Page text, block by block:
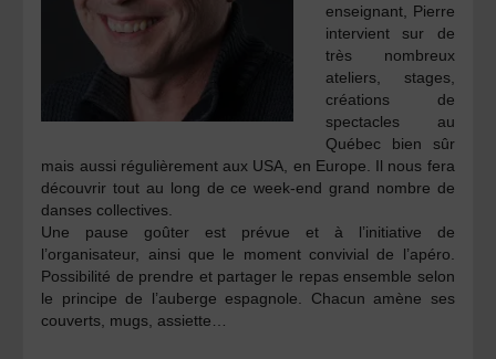
enseignant, Pierre
intervient sur de
très nombreux
ateliers, stages,
créations de
spectacles au
Québec bien sûr
mais aussi régulièrement aux USA, en Europe. Il nous fera
découvrir tout au long de ce week-end grand nombre de
danses collectives.
Une pause goûter est prévue et à l’initiative de
l’organisateur, ainsi que le moment convivial de l’apéro.
Possibilité de prendre et partager le repas ensemble selon
le principe de l’auberge espagnole. Chacun amène ses
couverts, mugs, assiette…